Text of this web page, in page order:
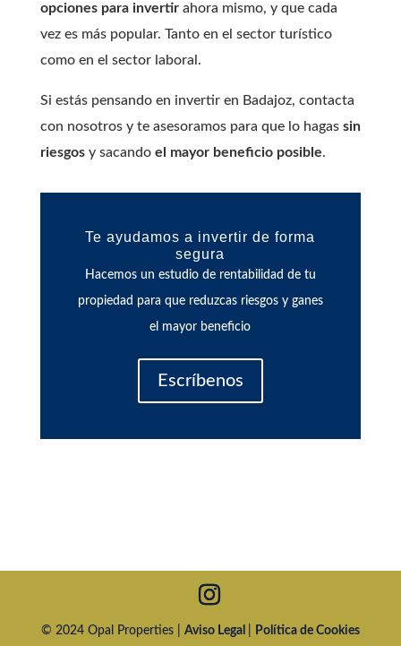
opciones para invertirahora mismo, y que cada
vez es más popular. Tanto en el sector turístico
como en el sector laboral.
Si estás pensando en invertir en Badajoz, contacta
con nosotros y te asesoramos para que lo hagas sin
riesgosy sacando el mayor beneficio posible.
Te ayudamos a invertir de forma
segura
Hacemos un estudio de rentabilidad de tu
propiedad para que reduzcas riesgos y ganes
el mayor beneficio
Escríbenos
© 2024 Opal Properties | Aviso Legal Política de Cookies